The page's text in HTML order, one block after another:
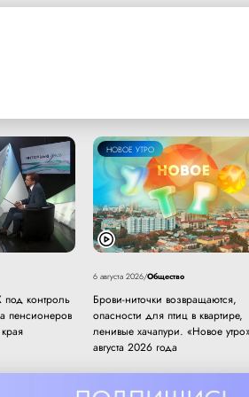
контроль
пенсионеров
НОВОЕ УТРО
6 августа 2026/Общество
Брови-ниточки возвращаются,
опасности для птиц в квартире,
ленивые хачапури. «Новое
августа 2026 года